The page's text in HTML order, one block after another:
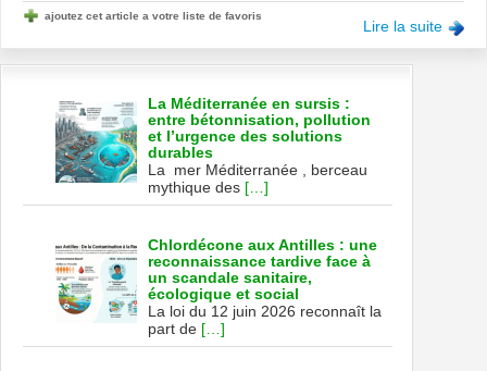
Lire la suite
ajoutez cet article a votre liste de favoris
La Méditerranée en sursis :
entre bétonnisation, pollution
et l’urgence des solutions
durables
La mer Méditerranée , berceau
mythique des […]
Chlordécone aux Antilles : une
reconnaissance tardive face à
un scandale sanitaire,
écologique et social
La loi du 12 juin 2026 reconnaît la
part de […]